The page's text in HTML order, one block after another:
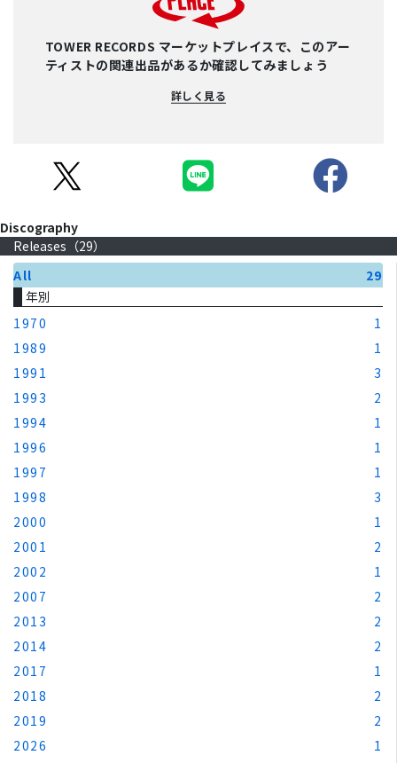
TOWER RECORDS マーケットプレイスで、このアー
ティストの関連出品があるか確認してみましょう
詳しく見る
Discography
Releases（29）
All
29
年別
1970
1
1989
1
1991
3
1993
2
1994
1
1996
1
1997
1
1998
3
2000
1
2001
2
2002
1
2007
2
2013
2
2014
2
2017
1
2018
2
2019
2
2026
1